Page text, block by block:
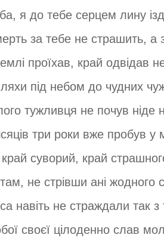
я до тебе серцем лину
за тебе не страшить, а
проїхав, край одвідав
під небом до чудних
тужливця не почув ніде
три роки вже пробув у
суворий, край
не стрівши ані жодного
навіть не страждали так з
своєї цілоденно слав